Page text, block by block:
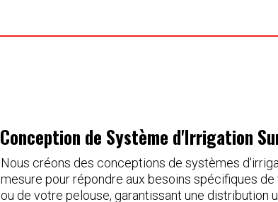
Conception de Système d'Irrigation
Nous créons des conceptions de systèmes
mesure pour répondre aux besoins spécifiques de
ou de votre pelouse, garantissant une distribution